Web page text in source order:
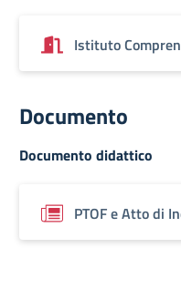
Istituto
Documento
Documento didattico
PTOF e Atto di